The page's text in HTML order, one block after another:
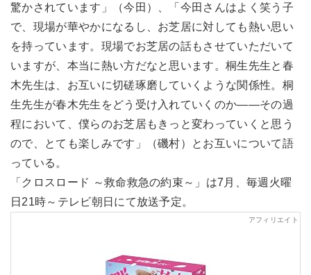
驚かされています」（今田）、「今田さんはよく笑う子
で、現場が華やかになるし、お芝居に対しても熱い思い
を持っています。現場でお芝居の話もさせていただいて
いますが、本当に熱い方だなと思います。桐生先生と春
木先生は、お互いに切磋琢磨していくような関係性。桐
生先生が春木先生をどう受け入れていくのか――その過
程において、僕らのお芝居もきっと変わっていくと思う
ので、とても楽しみです」（磯村）とお互いについて語
っている。
「クロスロード ～救命救急の約束～」は7月、毎週火曜
日21時～テレビ朝日にて放送予定。